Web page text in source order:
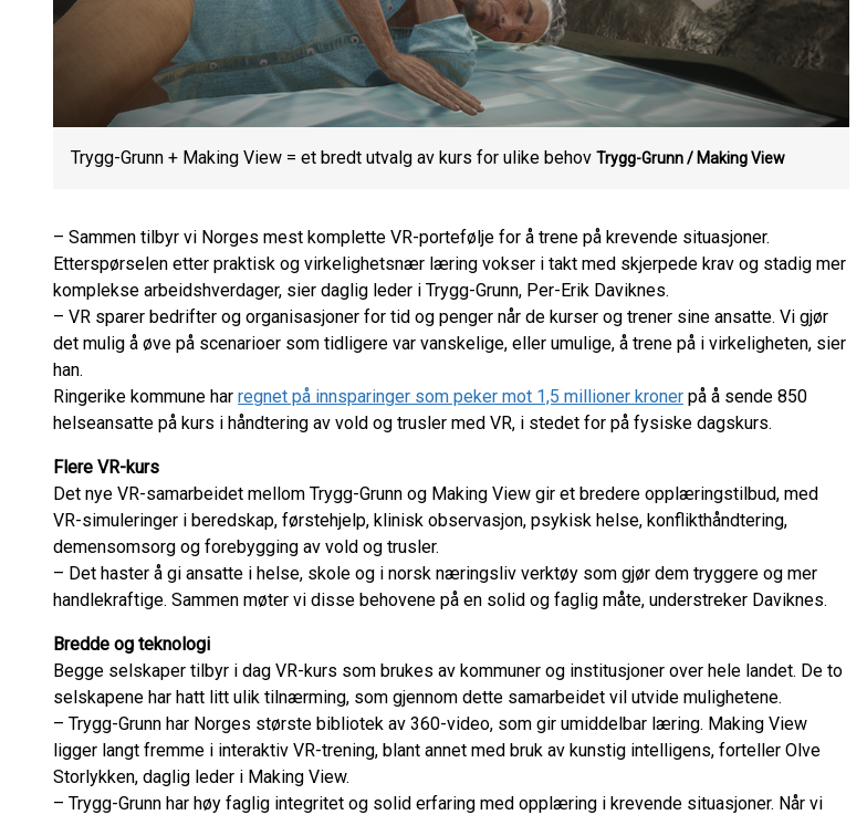
Trygg-Grunn + Making View = et bredt utvalg av kurs for ulike behov Trygg-Grunn / Making View
– Sammen tilbyr vi Norges mest komplette VR-portefølje for å trene på krevende situasjoner.
Etterspørselen etter praktisk og virkelighetsnær læring vokser i takt med skjerpede krav og stadig mer
komplekse arbeidshverdager, sier daglig leder i Trygg-Grunn, Per-Erik Daviknes.
– VR sparer bedrifter og organisasjoner for tid og penger når de kurser og trener sine ansatte. Vi gjør
det mulig å øve på scenarioer som tidligere var vanskelige, eller umulige, å trene på i virkeligheten, sier
han.
Ringerike kommune har regnet på innsparinger som peker mot 1,5 millioner kroner på å sende 850
helseansatte på kurs i håndtering av vold og trusler med VR, i stedet for på fysiske dagskurs.
Flere VR-kurs
Det nye VR-samarbeidet mellom Trygg-Grunn og Making View gir et bredere opplæringstilbud, med
VR-simuleringer i beredskap, førstehjelp, klinisk observasjon, psykisk helse, konflikthåndtering,
demensomsorg og forebygging av vold og trusler.
– Det haster å gi ansatte i helse, skole og i norsk næringsliv verktøy som gjør dem tryggere og mer
handlekraftige. Sammen møter vi disse behovene på en solid og faglig måte, understreker Daviknes.
Bredde og teknologi
Begge selskaper tilbyr i dag VR-kurs som brukes av kommuner og institusjoner over hele landet. De to
selskapene har hatt litt ulik tilnærming, som gjennom dette samarbeidet vil utvide mulighetene.
– Trygg-Grunn har Norges største bibliotek av 360-video, som gir umiddelbar læring. Making View
ligger langt fremme i interaktiv VR-trening, blant annet med bruk av kunstig intelligens, forteller Olve
Storlykken, daglig leder i Making View.
– Trygg-Grunn har høy faglig integritet og solid erfaring med opplæring i krevende situasjoner. Når vi